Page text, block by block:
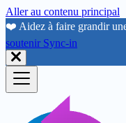
Aller au contenu principal
❤️ Aidez à faire grandir
soutenir Sync-in